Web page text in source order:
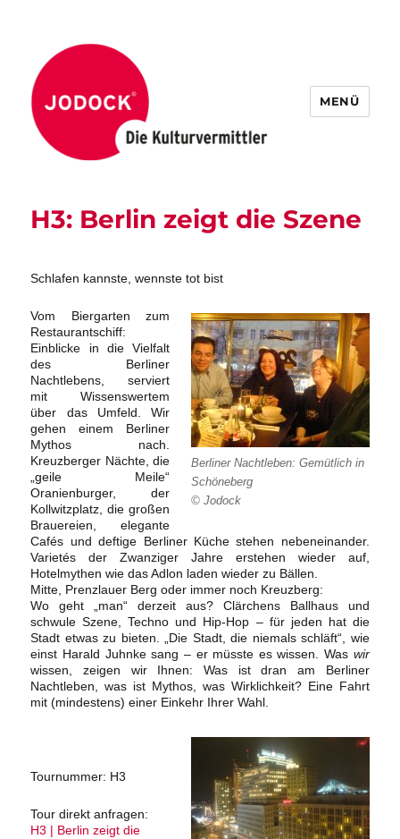
MENÜ
H3: Berlin zeigt die Szene
Schlafen kannste, wennste tot bist
Berliner Nachtleben: Gemütlich in
Schöneberg
© Jodock
Vom Biergarten zum
Restaurantschiff:
Einblicke in die Vielfalt
des Berliner
Nachtlebens, serviert
mit Wissenswertem
über das Umfeld. Wir
gehen einem Berliner
Mythos nach.
Kreuzberger Nächte, die
„geile Meile“
Oranienburger, der
Kollwitzplatz, die großen
Brauereien, elegante
Cafés und deftige Berliner Küche stehen nebeneinander.
Varietés der Zwanziger Jahre erstehen wieder auf,
Hotelmythen wie das Adlon laden wieder zu Bällen.
Mitte, Prenzlauer Berg oder immer noch Kreuzberg:
Wo geht „man“ derzeit aus? Clärchens Ballhaus und
schwule Szene, Techno und Hip-Hop – für jeden hat die
Stadt etwas zu bieten. „Die Stadt, die niemals schläft“, wie
einst Harald Juhnke sang – er müsste es wissen. Was wir
wissen, zeigen wir Ihnen: Was ist dran am Berliner
Nachtleben, was ist Mythos, was Wirklichkeit? Eine Fahrt
mit (mindestens) einer Einkehr Ihrer Wahl.
Tournummer: H3
Tour direkt anfragen:
H3 | Berlin zeigt die